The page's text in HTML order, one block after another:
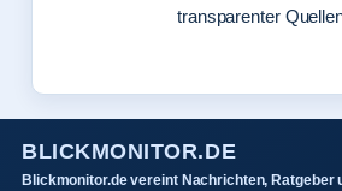
transparenter
BLICKMONITOR.DE
Blickmonitor.de vereint Nachrichten, Ratgeber